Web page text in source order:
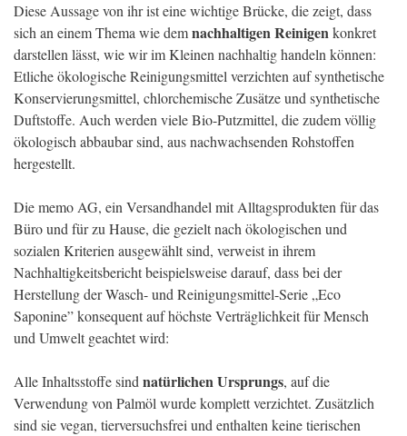
Diese Aussage von ihr ist eine wichtige Brücke, die zeigt, dass
sich an einem Thema wie demnachhaltigen Reinigenkonkret
darstellen lässt, wie wir im Kleinen nachhaltig handeln können:
Etliche ökologische Reinigungsmittel verzichten auf synthetische
Konservierungsmittel, chlorchemische Zusätze und synthetische
Duftstoffe. Auch werden viele Bio-Putzmittel, die zudem völlig
ökologisch abbaubar sind, aus nachwachsenden Rohstoffen
hergestellt.
Die memo AG, ein Versandhandel mit Alltagsprodukten für das
Büro und für zu Hause, die gezielt nach ökologischen und
sozialen Kriterien ausgewählt sind, verweist in ihrem
Nachhaltigkeitsbericht beispielsweise darauf, dass bei der
Herstellung der Wasch- und Reinigungsmittel-Serie „Eco
Saponine” konsequent auf höchste Verträglichkeit für Mensch
und Umwelt geachtet wird:
Alle Inhaltsstoffe sind natürlichen Ursprungs, auf die
Verwendung von Palmöl wurde komplett verzichtet. Zusätzlich
sind sie vegan, tierversuchsfrei und enthalten keine tierischen